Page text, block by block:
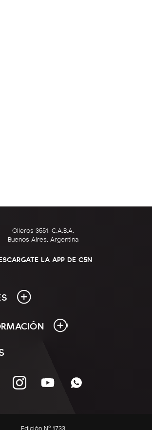
Olleros 3551, C.A.B.A.
Buenos Aires, Argentina
LA APP DE C5N
Edición Nº 1733